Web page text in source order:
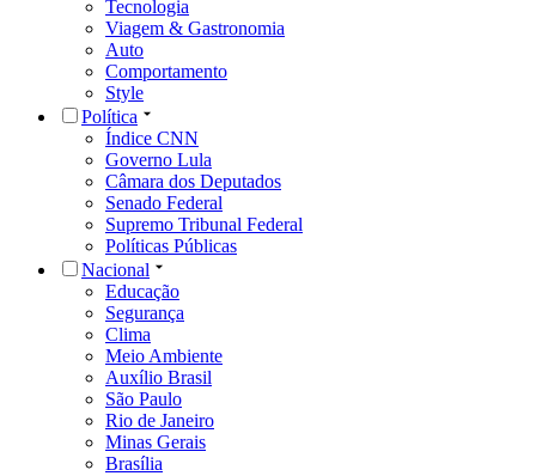
Tecnologia
Viagem & Gastronomia
Auto
Comportamento
Style
Política
Índice CNN
Governo Lula
Câmara dos Deputados
Senado Federal
Supremo Tribunal Federal
Políticas Públicas
Nacional
Educação
Segurança
Clima
Meio Ambiente
Auxílio Brasil
São Paulo
Rio de Janeiro
Minas Gerais
Brasília